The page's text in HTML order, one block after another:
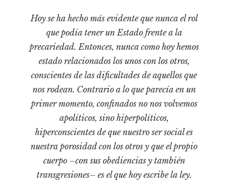
Libros usados
Literatura
Medioambiente
Narrativas visuales
Pensamiento
Pensamiento ilustrado
Personaje
Personajes secundarios
Hoy se ha hecho más evidente que nunca el rol
que podía tener un Estado frente a la
precariedad. Entonces, nunca como hoy hemos
estado relacionados los unos con los otros,
conscientes de las dificultades de aquellos que
nos rodean. Contrario a lo que parecía en un
primer momento, confinados no nos volvemos
apolíticos, sino hiperpolíticos,
hiperconscientes de que nuestro ser social es
nuestra porosidad con los otros y que el propio
cuerpo –con sus obediencias y también
transgresiones– es el que hoy escribe la ley.